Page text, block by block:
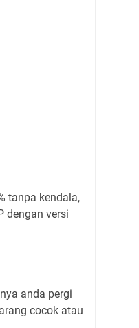
tanpa kendala,
dengan versi
anda pergi
cocok atau